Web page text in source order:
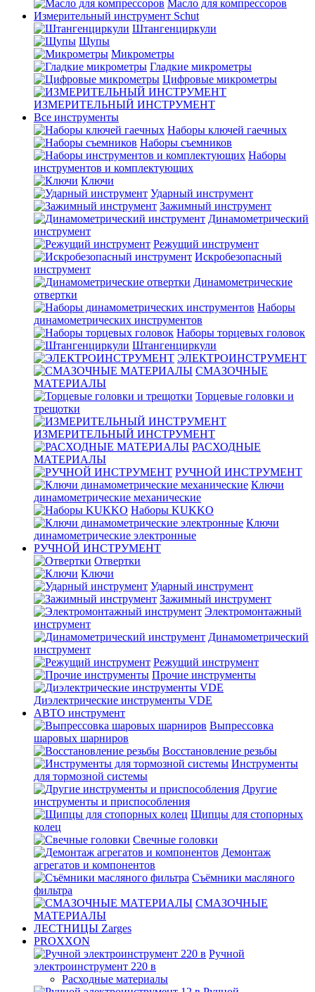
Масло для компрессоров
Измерительный инструмент Schut
Штангенциркули
Щупы
Микрометры
Гладкие микрометры
Цифровые микрометры
ИЗМЕРИТЕЛЬНЫЙ ИНСТРУМЕНТ
Все инструменты
Наборы ключей гаечных
Наборы съемников
Наборы
инструментов и комплектующих
Ключи
Ударный инструмент
Зажимный инструмент
Динамометрический
инструмент
Режущий инструмент
Искробезопасный
инструмент
Динамометрические
отвертки
Наборы
динамометрических инструментов
Наборы торцевых головок
Штангенциркули
ЭЛЕКТРОИНСТРУМЕНТ
СМАЗОЧНЫЕ
МАТЕРИАЛЫ
Торцевые головки и
трещотки
ИЗМЕРИТЕЛЬНЫЙ ИНСТРУМЕНТ
РАСХОДНЫЕ
МАТЕРИАЛЫ
РУЧНОЙ ИНСТРУМЕНТ
Ключи
динамометрические механические
Наборы KUKKO
Ключи
динамометрические электронные
РУЧНОЙ ИНСТРУМЕНТ
Отвертки
Ключи
Ударный инструмент
Зажимный инструмент
Электромонтажный
инструмент
Динамометрический
инструмент
Режущий инструмент
Прочие инструменты
Диэлектрические инструменты VDE
АВТО инструмент
Выпрессовка
шаровых шарниров
Восстановление резьбы
Инструменты
для тормозной системы
Другие
инструменты и приспособления
Щипцы для стопорных
колец
Свечные головки
Демонтаж
агрегатов и компонентов
Съёмники масляного
фильтра
СМАЗОЧНЫЕ
МАТЕРИАЛЫ
ЛЕСТНИЦЫ Zarges
PROXXON
Ручной
электроинструмент 220 в
Расходные материалы